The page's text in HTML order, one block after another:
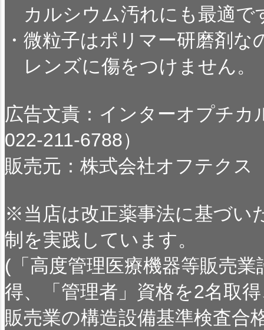
カルシウム汚れにも最適で
・微粒子はポリマー研磨剤な
レンズに傷をつけません。
広告文責：インターオプチカ
022-211-6788）
販売元：株式会社オフテクス
※当店は改正薬事法に基づい
制を実践しています。
(「高度管理医療機器等販売業
得、「管理者」資格を2名取
販売業の構造設備基準検査合